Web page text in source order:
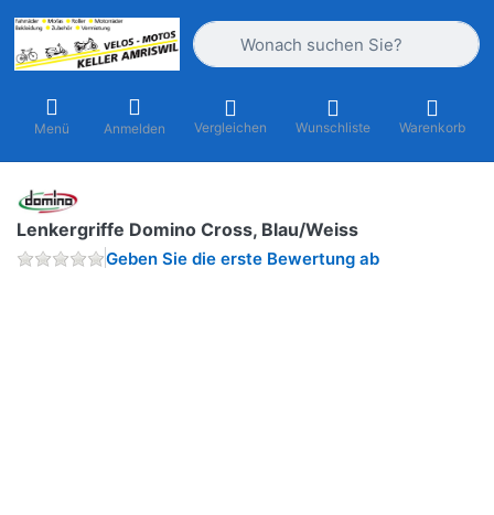
Geben Sie einen Suchbegriff ein.
Menü Anmelden Vergleichen Wunschliste Warenkorb
Lenkergriffe Domino Cross, Blau/Weiss
Geben Sie die erste Bewertung ab